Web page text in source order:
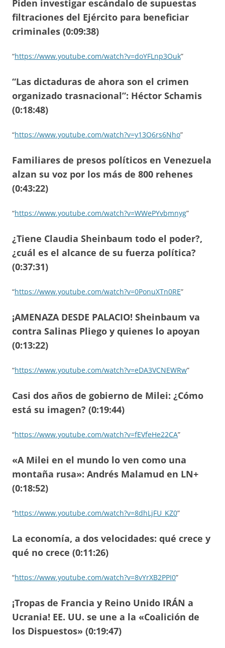
Piden investigar escándalo de supuestas
filtraciones del Ejército para beneficiar
criminales (0:09:38)
“https://www.youtube.com/watch?v=doYFLnp3Ouk”
“Las dictaduras de ahora son el crimen
organizado trasnacional”: Héctor Schamis
(0:18:48)
“https://www.youtube.com/watch?v=y13O6rs6Nho”
Familiares de presos políticos en Venezuela
alzan su voz por los más de 800 rehenes
(0:43:22)
“https://www.youtube.com/watch?v=WWePYvbmnyg”
¿Tiene Claudia Sheinbaum todo el poder?,
¿cuál es el alcance de su fuerza política?
(0:37:31)
“https://www.youtube.com/watch?v=0PonuXTn0RE”
¡AMENAZA DESDE PALACIO! Sheinbaum va
contra Salinas Pliego y quienes lo apoyan
(0:13:22)
“https://www.youtube.com/watch?v=eDA3VCNEWRw”
Casi dos años de gobierno de Milei: ¿Cómo
está su imagen? (0:19:44)
“https://www.youtube.com/watch?v=fEVfeHe22CA”
«A Milei en el mundo lo ven como una
montaña rusa»: Andrés Malamud en LN+
(0:18:52)
“https://www.youtube.com/watch?v=8dhLjFU_KZ0”
La economía, a dos velocidades: qué crece y
qué no crece (0:11:26)
“https://www.youtube.com/watch?v=8vYrXB2PPI0”
¡Tropas de Francia y Reino Unido IRÁN a
Ucrania! EE. UU. se une a la «Coalición de
los Dispuestos» (0:19:47)